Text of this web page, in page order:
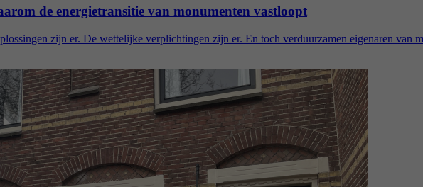
de energietransitie van monumenten vastloopt
zijn er. De wettelijke verplichtingen zijn er. En toch verduurzamen eigenaren van